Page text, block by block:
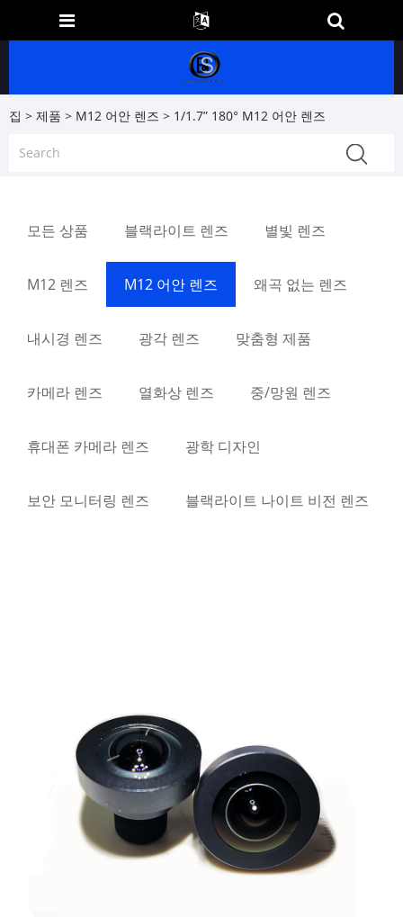
집 > 제품 > M12 어안 렌즈 > 1/1.7” 180° M12 어안 렌즈
모든 상품 블랙라이트 렌즈 별빛 렌즈
M12 렌즈 M12 어안 렌즈 왜곡 없는 렌즈
내시경 렌즈 광각 렌즈 맞춤형 제품
카메라 렌즈 열화상 렌즈 중/망원 렌즈
휴대폰 카메라 렌즈 광학 디자인
보안 모니터링 렌즈 블랙라이트 나이트 비전 렌즈